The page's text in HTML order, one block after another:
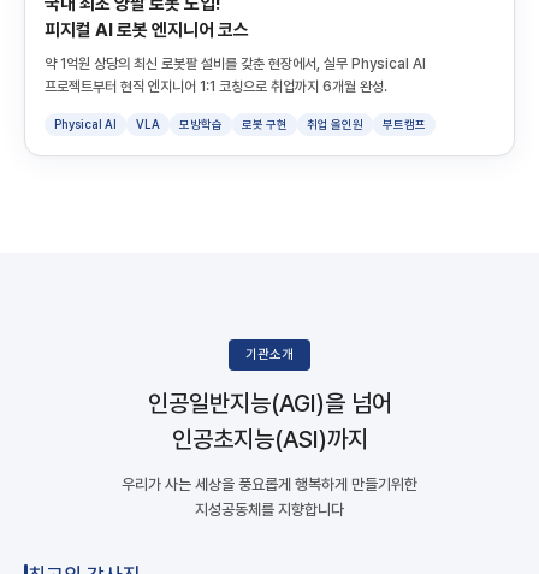
피지컬 AI 로봇 엔지니어 코스
약 1억원 상당의 최신 로봇팔 설비를 갖춘 현장에서, 실무 Physical AI
프로젝트부터 현직 엔지니어 1:1 코칭으로 취업까지 6개월 완성.
Physical AI VLA 모방학습 로봇 구현 취업 올인원 부트캠프
기관소개
인공일반지능(AGI)을 넘어
인공초지능(ASI)까지
우리가 사는 세상을 풍요롭게 행복하게 만들기위한
지성공동체를 지향합니다